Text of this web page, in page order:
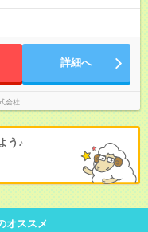
詳細へ
会社
う♪
オススメ